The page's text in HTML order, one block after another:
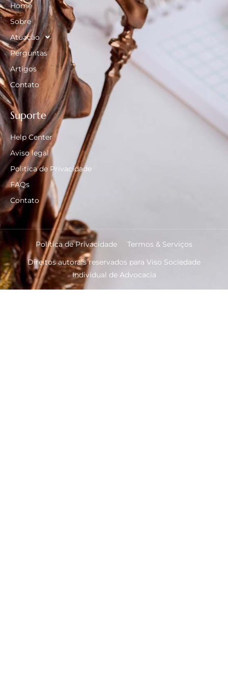
Home
Sobre
Atuação
Perguntas
Artigos
Contato
Suporte
Help Center
Aviso legal
Politica de Privacidade
FAQs
Contato
Direitos autorais reservados para Viso Sociedade
Individual de Advocacia
Política de Privacidade Termos & Serviços